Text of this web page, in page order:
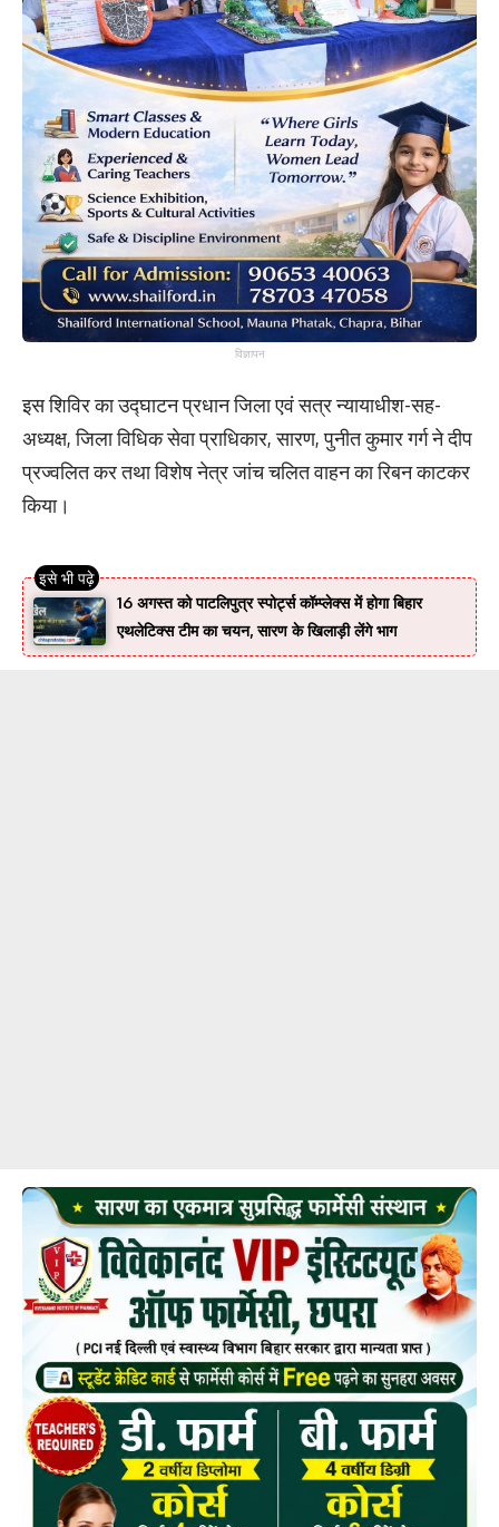
विज्ञापन
इस शिविर का उद्घाटन प्रधान जिला एवं सत्र न्यायाधीश-सह-
अध्यक्ष, जिला विधिक सेवा प्राधिकार, सारण, पुनीत कुमार गर्ग ने दीप
प्रज्वलित कर तथा विशेष नेत्र जांच चलित वाहन का रिबन काटकर
किया।
16 अगस्त को पाटलिपुत्र स्पोर्ट्स कॉम्प्लेक्स में होगा बिहार
एथलेटिक्स टीम का चयन, सारण के खिलाड़ी लेंगे भाग